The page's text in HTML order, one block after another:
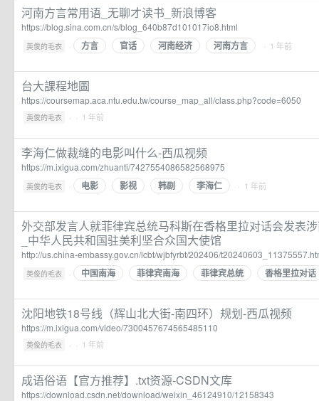
河南方言常用语_无聊才读书_新浪博客
https://blog.sina.com.cn/s/blog_640b87d101017io8.html
英俊的毛衣 · 方言 官话 河南经济 河南方言 · 1 年前
台大課程地圖
https://coursemap.aca.ntu.edu.tw/course_map_all/class.php?code=6050
英俊的毛衣 · · 1 年前
李海仁做裁缝的电影叫什么-西瓜视频
https://m.ixigua.com/zhuanti/7427554086582568975
英俊的毛衣 · 电影 影视 韩剧 李海仁 · 1 年前
外交部发言人就菲律宾总统马科斯在香格里拉对话会发表
_中华人民共和国驻美利坚合众国大使馆
http://us.china-embassy.gov.cn/lcbt/wjbfyrbt/202406/
英俊的毛衣 · 中国南海 菲律宾南海 菲律宾总统 香格里拉对话
沈阳地铁18号线（辉山北大街-南四环）规划-西瓜视频
https://m.ixigua.com/video/7300457674565485110
英俊的毛衣 · · 1 年前
成语俗语【官方推荐】.txt资源-CSDN文库
https://download.csdn.net/download/weixin_46124910/12158343